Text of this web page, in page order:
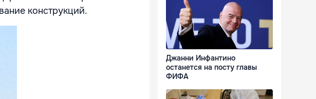
конструкций.
Джанни Инфантино
останется на посту главы
ФИФА